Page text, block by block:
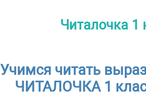
Читалочка 1
Учимся читать
ЧИТАЛОЧКА 1